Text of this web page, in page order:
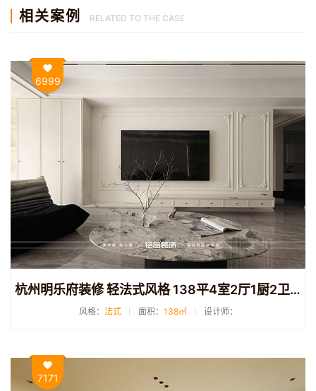
相关案例 RELATED TO THE CASE
6999
杭州明乐府装修 轻法式风格 138平4室2厅1厨2卫装修
风格： 法式 面积： 138㎡ 设计师：
7171